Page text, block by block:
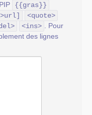
{{gras}}
<quote>
<ins>
. Pour
des lignes